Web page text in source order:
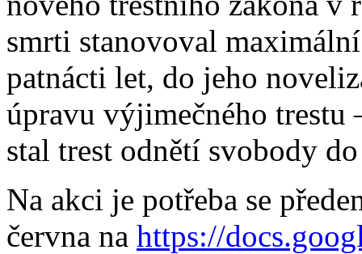
smrti stanovoval
patnácti let, do jeho
úpravu výjimečného trestu
stal trest odnětí svobody
Na akci je potřeba se
června na https://